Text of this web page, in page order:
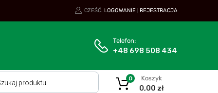
CZEŚĆ. LOGOWANIE REJESTRACJA
Telefon:
+48 698 508 434
Koszyk
0,00 zł
0